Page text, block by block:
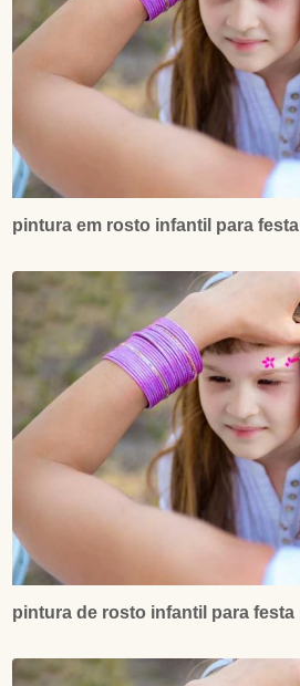
pintura em rosto infantil para festa
pintura de rosto infantil para festa